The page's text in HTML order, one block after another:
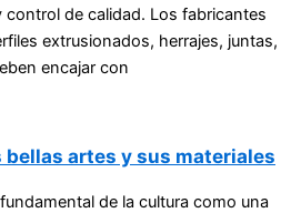
control de calidad. Los fabricantes
extrusionados, herrajes, juntas,
encajar con
bellas artes y sus materiales
de la cultura como una